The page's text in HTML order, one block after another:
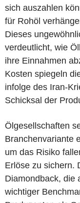
sich auszahlen
für Rohöl
Dieses
verdeutlicht, wie
ihre Einnahmen
Kosten spiegeln
infolge des Iran-
Schicksal der
Ölgesellschaften
Branchenvariante
um das Risiko
Erlöse zu sichern.
Diamondback, die
wichtiger